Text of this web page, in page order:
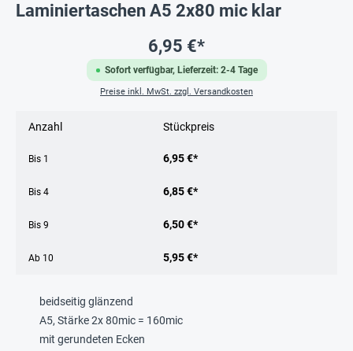
Laminiertaschen A5 2x80 mic klar
Sofort verfügbar, Lieferzeit: 2-4 Tage
6,95 €*
Preise inkl. MwSt. zzgl. Versandkosten
Anzahl Stückpreis
Bis 1 6,95 €*
Bis 4 6,85 €*
Bis 9 6,50 €*
Ab 10 5,95 €*
beidseitig glänzend
A5, Stärke 2x 80mic = 160mic
mit gerundeten Ecken